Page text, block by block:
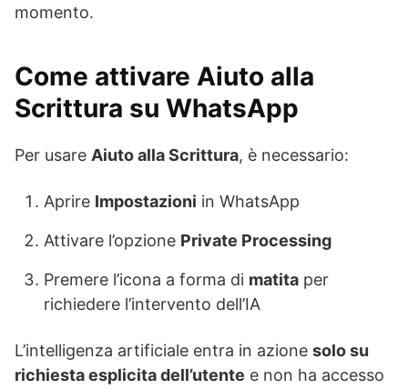
momento.
Come attivare Aiuto alla
Scrittura su WhatsApp
Per usare Aiuto alla Scrittura, è necessario:
Aprire Impostazioni in WhatsApp
Attivare l’opzione Private Processing
Premere l’icona a forma di matita per
richiedere l’intervento dell’IA
L’intelligenza artificiale entra in azione solo su
richiesta esplicita dell’utente e non ha accesso